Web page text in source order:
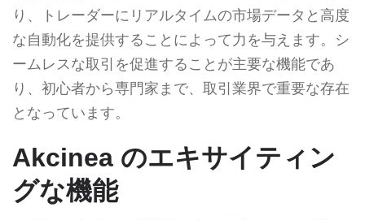
り、トレーダーにリアルタイムの市場データと高度
な自動化を提供することによって力を与えます。シ
ームレスな取引を促進することが主要な機能であ
り、初心者から専門家まで、取引業界で重要な存在
となっています。
Akcinea のエキサイティン
グな機能